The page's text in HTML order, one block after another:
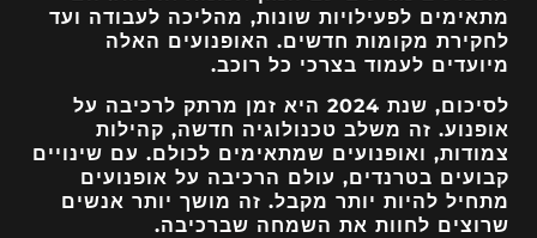
מתאימים לפעילויות שונות, מהליכה לעבודה ועד
לחקירת מקומות חדשים. האופנועים האלה
מיועדים לעמוד בצרכי כל רוכב.
לסיכום, שנת 2024 היא זמן מרתק לרכיבה על
אופנוע. זה משלב טכנולוגיה חדשה, קהילות
צמודות, ואופנועים שמתאימים לכולם. עם שינויים
קבועים בטרנדים, עולם הרכיבה על אופנועים
מתחיל להיות יותר מקבל. זה מושך יותר אנשים
שרוצים לחוות את השמחה שברכיבה.